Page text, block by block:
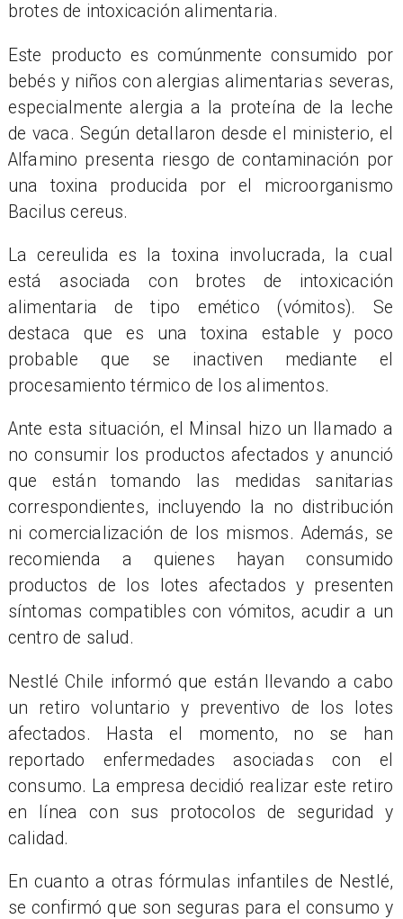
brotes de intoxicación alimentaria.
Este producto es comúnmente consumido por
bebés y niños con alergias alimentarias severas,
especialmente alergia a la proteína de la leche
de vaca. Según detallaron desde el ministerio, el
Alfamino presenta riesgo de contaminación por
una toxina producida por el microorganismo
Bacilus cereus.
La cereulida es la toxina involucrada, la cual
está asociada con brotes de intoxicación
alimentaria de tipo emético (vómitos). Se
destaca que es una toxina estable y poco
probable que se inactiven mediante el
procesamiento térmico de los alimentos.
Ante esta situación, el Minsal hizo un llamado a
no consumir los productos afectados y anunció
que están tomando las medidas sanitarias
correspondientes, incluyendo la no distribución
ni comercialización de los mismos. Además, se
recomienda a quienes hayan consumido
productos de los lotes afectados y presenten
síntomas compatibles con vómitos, acudir a un
centro de salud.
Nestlé Chile informó que están llevando a cabo
un retiro voluntario y preventivo de los lotes
afectados. Hasta el momento, no se han
reportado enfermedades asociadas con el
consumo. La empresa decidió realizar este retiro
en línea con sus protocolos de seguridad y
calidad.
En cuanto a otras fórmulas infantiles de Nestlé,
se confirmó que son seguras para el consumo y